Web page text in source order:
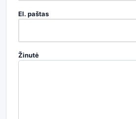
El. paštas
Žinutė